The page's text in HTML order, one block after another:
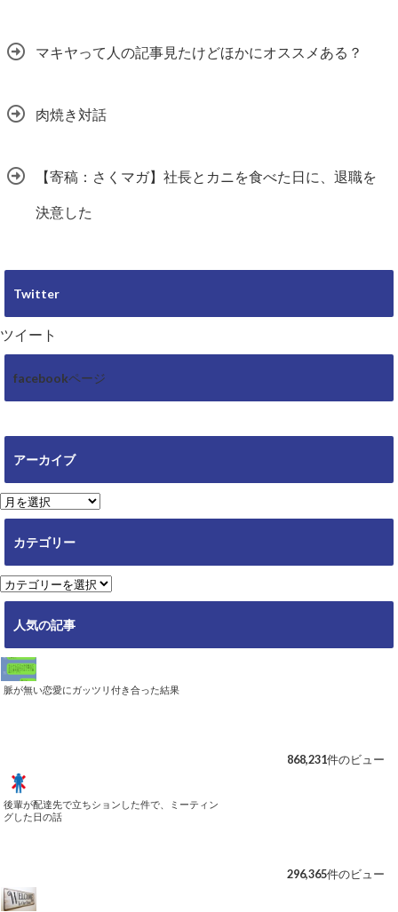
マキヤって人の記事見たけどほかにオススメある？
肉焼き対話
【寄稿：さくマガ】社長とカニを食べた日に、退職を
決意した
Twitter
ツイート
facebookページ
アーカイブ
ア
ー
ブ
カテゴリー
カ
テ
ー
人気の記事
脈が無い恋愛にガッツリ付き合った結果
868,231件のビュー
後輩が配達先で立ちションした件で、ミーティン
グした日の話
296,365件のビュー